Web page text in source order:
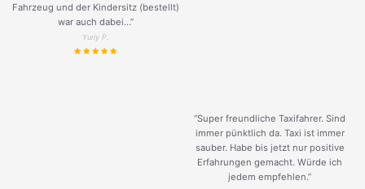
Fahrzeug und der Kindersitz (bestellt)
war auch dabei...”
Yuriy P.
“Super freundliche Taxifahrer. Sind
immer pünktlich da. Taxi ist immer
sauber. Habe bis jetzt nur positive
Erfahrungen gemacht. Würde ich
jedem empfehlen.”